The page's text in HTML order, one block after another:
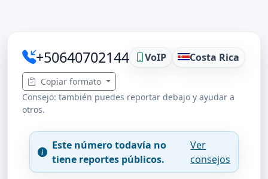
+50640702144 VoIP Costa Rica
Copiar formato
Consejo: también puedes reportar debajo y ayudar a
otros.
Este número todavía no
tiene reportes públicos.
Ver
consejos